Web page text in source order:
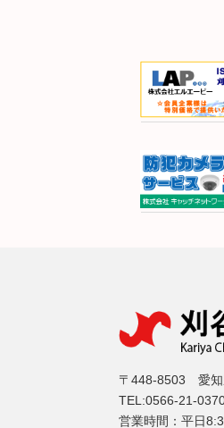
〒448-8503 愛
TEL:0566-21-
営業時間：平日